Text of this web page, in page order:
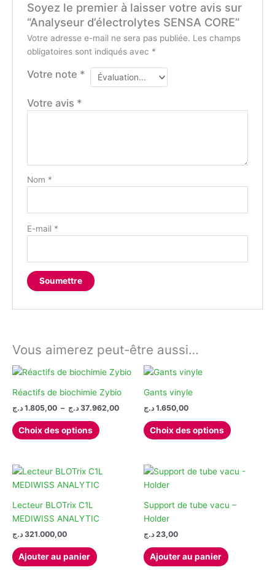
Soyez le premier à laisser votre avis sur
“Analyseur d’électrolytes SENSA CORE”
Votre adresse e-mail ne sera pas publiée. Les champs
obligatoires sont indiqués avec *
Votre note *
Votre avis *
Nom *
E-mail *
Vous aimerez peut-être aussi…
Réactifs de biochimie Zybio
1.805,00 د.ج – 37.962,00 د.ج
Plage
1.805,00 د.ج
Choix des options
produit
variations.
Les
peuvent
Gants vinyle
1.650,00 د.ج
Choix des options
produit
variations.
options
Lecteur BLOTrix C1L
MEDIWISS ANALYTIC
321.000,00 د.ج
Ajouter au panier
Support de tube vacu –
Holder
23,00 د.ج
Ajouter au panier